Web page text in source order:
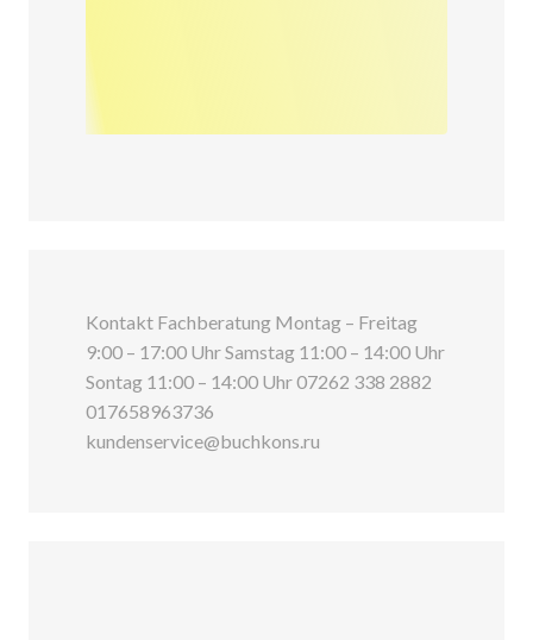
Kontakt Fachberatung Montag – Freitag
9:00 – 17:00 Uhr Samstag 11:00 – 14:00 Uhr
Sontag 11:00 – 14:00 Uhr 07262 338 2882
017658963736
kundenservice@buchkons.ru